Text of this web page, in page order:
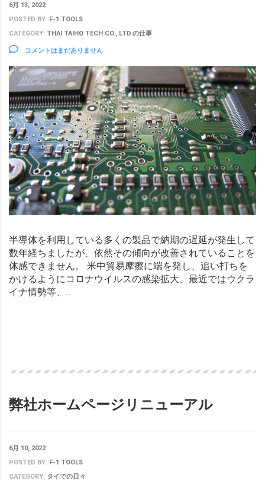
6月 13, 2022
POSTED BY: F-1 TOOLS
CATEGORY: THAI TAIHO TECH CO., LTD.の仕事
コメントはまだありません
半導体を利用している多くの製品で納期の遅延が発生して
数年経ちましたが、依然その傾向が改善されていることを
体感できません。 米中貿易摩擦に端を発し、追い打ちを
かけるようにコロナウイルスの感染拡大、最近ではウクラ
イナ情勢等、…
弊社ホームページリニューアル
6月 10, 2022
POSTED BY: F-1 TOOLS
CATEGORY: タイでの日々